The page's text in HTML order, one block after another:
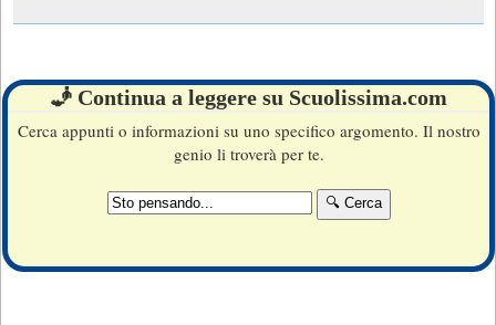
🧞 Continua a leggere su Scuolissima.com
Cerca appunti o informazioni su uno specifico argomento. Il nostro
genio li troverà per te.